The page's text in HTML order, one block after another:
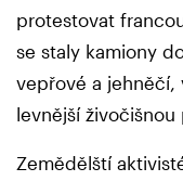
protestovat
se staly kamiony
vepřové a jehněčí,
levnější
Zemědělští